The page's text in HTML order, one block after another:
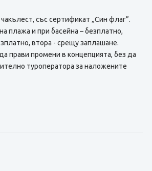
със сертификат „Син флаг”.
плажа и при басейна – безплатно,
втора - срещу заплашане.
прави промени в концепцията, без да
туроператора за наложените